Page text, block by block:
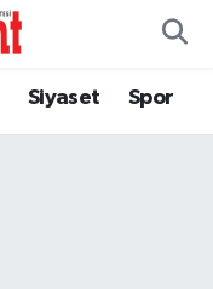
Siyaset Spor